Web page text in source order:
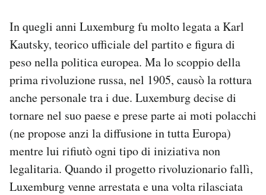
In quegli anni Luxemburg fu molto legata a Karl
Kautsky, teorico ufficiale del partito e figura di
peso nella politica europea. Ma lo scoppio della
prima rivoluzione russa, nel 1905, causò la rottura
anche personale tra i due. Luxemburg decise di
tornare nel suo paese e prese parte ai moti polacchi
(ne propose anzi la diffusione in tutta Europa)
mentre lui rifiutò ogni tipo di iniziativa non
legalitaria. Quando il progetto rivoluzionario fallì,
Luxemburg venne arrestata e una volta rilasciata